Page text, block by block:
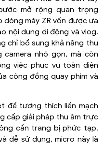
mở rộng quan trọng
dòng máy ZR vốn được ưa
nội dung di động và vlog.
chỉ bổ sung khả năng thu
camera nhỏ gọn, mà còn
việc phục vụ toàn diện
cộng đồng quay phim và
để tương thích liền mạch
cấp giải pháp thu âm trực
cần trang bị phức tạp.
dễ sử dụng, micro này là